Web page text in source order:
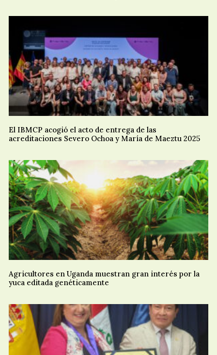
El IBMCP acogió el acto de entrega de las
acreditaciones Severo Ochoa y María de Maeztu 2025
Agricultores en Uganda muestran gran interés por la
yuca editada genéticamente